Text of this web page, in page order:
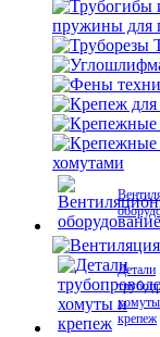
пружины для
хомутами
Детали
крепеж